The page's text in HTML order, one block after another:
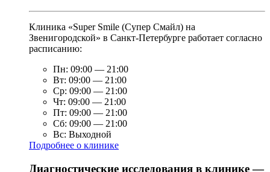
Клиника «Super Smile (Супер Смайл) на
Звенигородской» в Санкт-Петербурге работает согласно
расписанию:
Пн: 09:00 — 21:00
Вт: 09:00 — 21:00
Ср: 09:00 — 21:00
Чт: 09:00 — 21:00
Пт: 09:00 — 21:00
Сб: 09:00 — 21:00
Вс: Выходной
Подробнее о клинике
Диагностические исследования в клинике —